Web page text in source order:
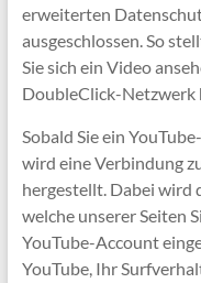
erweiterten
ausgeschlossen. So
Sie sich ein Video
DoubleClick-Netzwerk
Sobald Sie ein
wird eine Verbindung
hergestellt. Dabei wird
welche unserer Seiten
YouTube-Account
YouTube, Ihr